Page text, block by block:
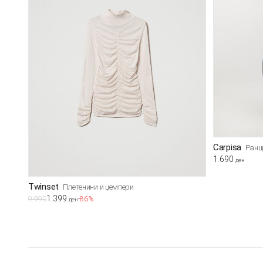
Twinset Плетенини и џемпери
9.9901.399 ден-86%
Carpisa
1.690 ден